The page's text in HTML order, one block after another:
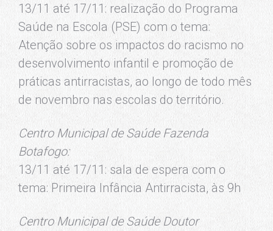
13/11 até 17/11: realização do Programa
Saúde na Escola (PSE) com o tema:
Atenção sobre os impactos do racismo no
desenvolvimento infantil e promoção de
práticas antirracistas, ao longo de todo mês
de novembro nas escolas do território.
Centro Municipal de Saúde Fazenda
Botafogo:
13/11 até 17/11: sala de espera com o
tema: Primeira Infância Antirracista, às 9h
Centro Municipal de Saúde Doutor